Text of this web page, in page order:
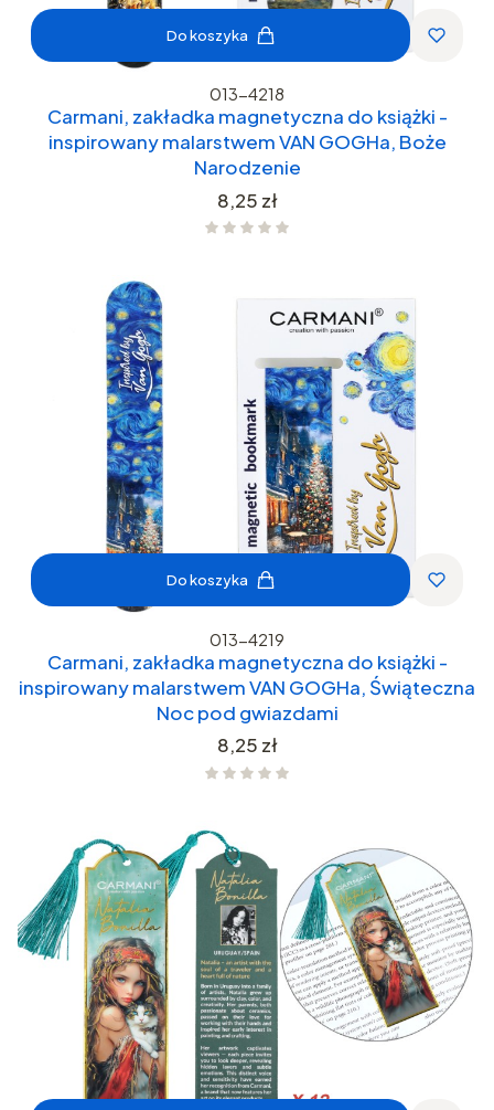
Do koszyka
013-4218
Carmani, zakładka magnetyczna do książki -
inspirowany malarstwem VAN GOGHa, Boże
Narodzenie
Cena
8,25 zł
Do koszyka
013-4219
Carmani, zakładka magnetyczna do książki -
inspirowany malarstwem VAN GOGHa, Świąteczna
Noc pod gwiazdami
Cena
8,25 zł